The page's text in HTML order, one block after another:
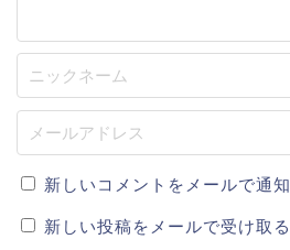
新しいコメントをメールで通知
新しい投稿をメールで受け取る